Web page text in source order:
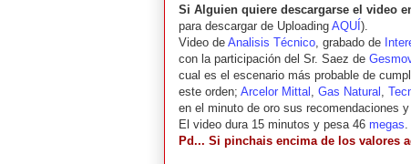
Si Alguien quiere descargarse el video
para descargar de Uploading AQUÍ ).
Video de Analisis Técnico, grabado de
con la participación del Sr. Saez de
cual es el escenario más probable de
este orden; Arcelor Mittal , Gas Natural ,
en el minuto de oro sus recomendaciones
El video dura 15 minutos y pesa 46 megas.
Pd... Si pinchais encima de los valores